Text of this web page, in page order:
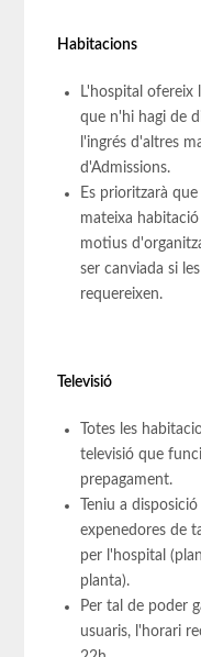
Habitacions
L'hospital ofereix
que n'hi hagi de
l'ingrés d'altres
d'Admissions.
Es prioritzarà
mateixa
motius
ser canviada si
requereixen.
Televisió
Totes les
televisió que
prepagament.
Teniu a
expenedores de
per l'hospital
planta).
Per tal de poder
usuaris, l'horari